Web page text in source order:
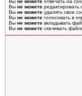
Вы не можете отвечать на
Вы не можете редактировать
Вы не можете удалять свои
Вы не можете голосовать в
Вы не можете вкладывать
Вы не можете скачивать